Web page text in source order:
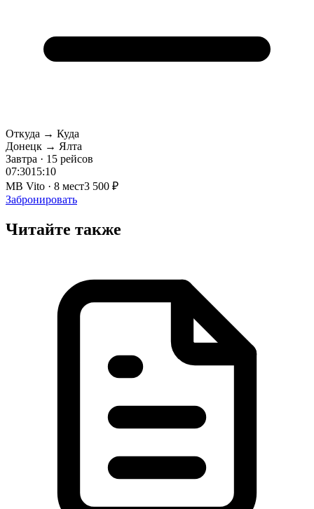
Откуда → Куда
Донецк → Ялта
Завтра · 15 рейсов
07:3015:10
MB Vito · 8 мест3 500 ₽
Забронировать
Читайте также